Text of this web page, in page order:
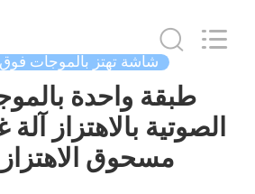
مسكن
شاشة تهتز بالموجات فوق
طبقة واحدة
الصوتية بالاهتزاز
مسحوق